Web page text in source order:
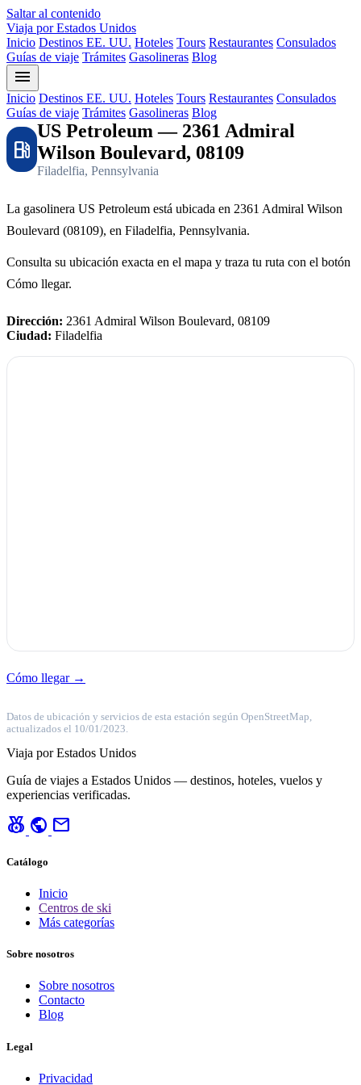
Saltar al contenido
Viaja por Estados Unidos
Inicio Destinos EE. UU. Hoteles Tours Restaurantes Consulados
Guías de viaje Trámites Gasolineras Blog
menu
Inicio Destinos EE. UU. Hoteles Tours Restaurantes Consulados
Guías de viaje Trámites Gasolineras Blog
local_gas_station
US Petroleum — 2361 Admiral
Wilson Boulevard, 08109
Filadelfia, Pennsylvania
La gasolinera US Petroleum está ubicada en 2361 Admiral Wilson
Boulevard (08109), en Filadelfia, Pennsylvania.
Consulta su ubicación exacta en el mapa y traza tu ruta con el botón
Cómo llegar.
Dirección: 2361 Admiral Wilson Boulevard, 08109
Ciudad: Filadelfia
Cómo llegar →
Datos de ubicación y servicios de esta estación según OpenStreetMap,
actualizados el 10/01/2023.
Viaja por Estados Unidos
Guía de viajes a Estados Unidos — destinos, hoteles, vuelos y
experiencias verificadas.
social_leaderboard public mail
Catálogo
Inicio
Centros de ski
Más categorías
Sobre nosotros
Sobre nosotros
Contacto
Blog
Legal
Privacidad